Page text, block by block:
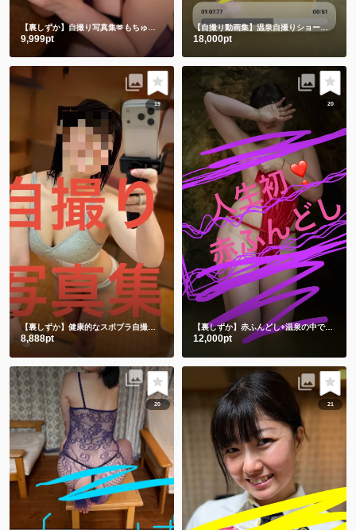
9,999pt
【自撮り動画集】温泉自撮りショート動画３本詰め合わせ
18,000pt
19
【裏しずか】健康的なスポブラ自撮り🤳 ショート動画１本と写真50枚
8,888pt
20
【裏しずか】赤ふんどし+温泉の中で湯あみぎを着る🫣ショート動画２本と写真100枚セット
12,000pt
20 21